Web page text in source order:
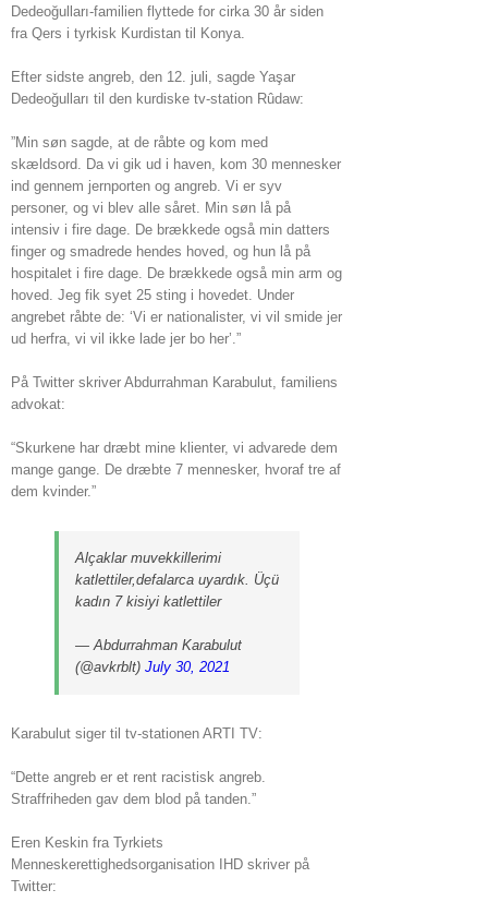
Dedeoğulları-familien flyttede for cirka 30 år siden
fra Qers i tyrkisk Kurdistan til Konya.
Efter sidste angreb, den 12. juli, sagde Yaşar
Dedeoğulları til den kurdiske tv-station Rûdaw:
”Min søn sagde, at de råbte og kom med
skældsord. Da vi gik ud i haven, kom 30 mennesker
ind gennem jernporten og angreb. Vi er syv
personer, og vi blev alle såret. Min søn lå på
intensiv i fire dage. De brækkede også min datters
finger og smadrede hendes hoved, og hun lå på
hospitalet i fire dage. De brækkede også min arm og
hoved. Jeg fik syet 25 sting i hovedet. Under
angrebet råbte de: ‘Vi er nationalister, vi vil smide jer
ud herfra, vi vil ikke lade jer bo her’.”
På Twitter skriver Abdurrahman Karabulut, familiens
advokat:
“Skurkene har dræbt mine klienter, vi advarede dem
mange gange. De dræbte 7 mennesker, hvoraf tre af
dem kvinder.”
Alçaklar muvekkillerimi
katlettiler,defalarca uyardık. Üçü
kadın 7 kisiyi katlettiler
— Abdurrahman Karabulut
(@avkrblt) July 30, 2021
Karabulut siger til tv-stationen ARTI TV:
“Dette angreb er et rent racistisk angreb.
Straffriheden gav dem blod på tanden.”
Eren Keskin fra Tyrkiets
Menneskerettighedsorganisation IHD skriver på
Twitter: